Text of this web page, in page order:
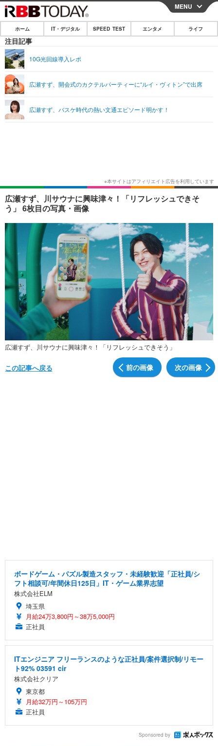
CLOSE
ホーム
IT・デジタル
ショッピング その他
SPEED TEST
エンタメ
エンタメTOP 映画・ドラマ
ショッピング その他
ライフ
MENU
ホーム IT・デジタル SPEED TEST エンタメ ライフ
注目記事
10G光回線導入レポ
広瀬すず、開会式のカクテルパーティーに“ルイ・ヴィトン”で出席
広瀬すず、バスケ時代の熱い文通エピソード明かす！
広瀬すず、川サウナに興味津々！「リフレッシュできそ
う」 6枚目の写真・画像
広瀬すず、川サウナに興味津々！「リフレッシュできそう」
前の画像 次の画像
この記事へ戻る
ボードゲーム・パズル製造スタッフ・未経験歓迎「正社員/シ
フト相談可/年間休日125日」IT・ゲーム業界志望
株式会社ELM
埼玉県
月給24万3,800円～38万5,000円
正社員
ITエンジニア フリーランスのような正社員/案件選択制/リモー
ト92% 03591 cir
株式会社クリア
東京都
月給32万円～105万円
正社員
Sponsored by